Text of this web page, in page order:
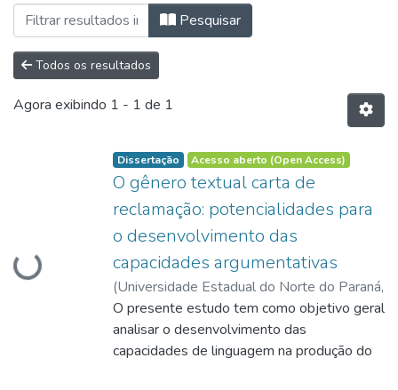
Navegando Programa de Pós-
Pesquisar
Todos os resultados
Agora exibindo 1 - 1 de 1
Carregando...
Dissertação Acesso aberto (Open Access)
O gênero textual carta de
reclamação: potencialidades para
o desenvolvimento das
capacidades argumentativas
(Universidade Estadual do Norte do Paraná,
2020)Malaghini, Miriam de Oliveira Helbel;
Rios-Registro, Eliane Segati;
http://lattes.cnpq.br/3970408002040368
O presente estudo tem como objetivo geral
analisar o desenvolvimento das
capacidades de linguagem na produção do